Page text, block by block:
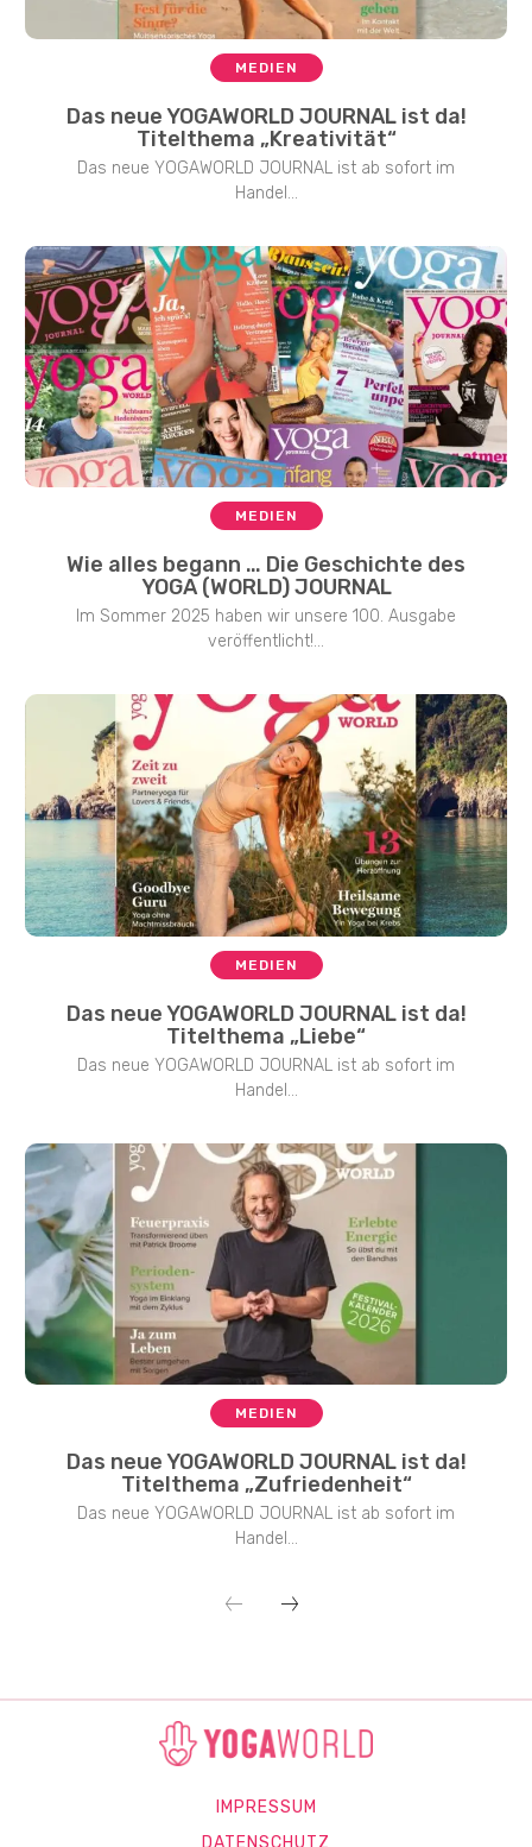
MEDIEN
Das neue YOGAWORLD JOURNAL ist da!
Titelthema „Kreativität“
Das neue YOGAWORLD JOURNAL ist ab sofort im
Handel...
MEDIEN
Wie alles begann … Die Geschichte des
YOGA (WORLD) JOURNAL
Im Sommer 2025 haben wir unsere 100. Ausgabe
veröffentlicht!...
MEDIEN
Das neue YOGAWORLD JOURNAL ist da!
Titelthema „Liebe“
Das neue YOGAWORLD JOURNAL ist ab sofort im
Handel...
MEDIEN
Das neue YOGAWORLD JOURNAL ist da!
Titelthema „Zufriedenheit“
Das neue YOGAWORLD JOURNAL ist ab sofort im
Handel...
IMPRESSUM